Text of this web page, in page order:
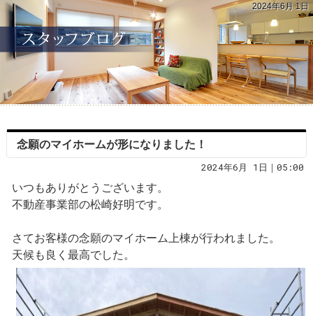
2024年6月 1日
念願のマイホームが形になりました！
2024年6月 1日｜05:00
いつもありがとうございます。
不動産事業部の松崎好明です。
さてお客様の念願のマイホーム上棟が行われました。
天候も良く最高でした。